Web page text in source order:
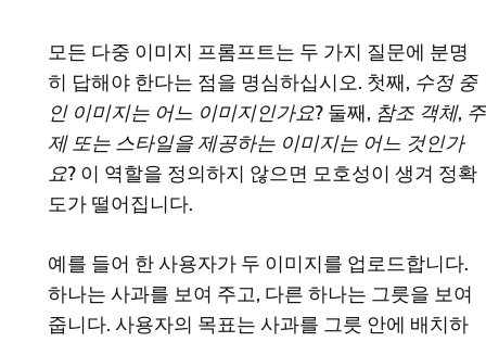
모든 다중 이미지 프롬프트는 두 가지 질문에 분명
히 답해야 한다는 점을 명심하십시오. 첫째, 수정 중
인 이미지는 어느 이미지인가요? 둘째, 참조 객체, 주
제 또는 스타일을 제공하는 이미지는 어느 것인가
요? 이 역할을 정의하지 않으면 모호성이 생겨 정확
도가 떨어집니다.
예를 들어 한 사용자가 두 이미지를 업로드합니다.
하나는 사과를 보여 주고, 다른 하나는 그릇을 보여
줍니다. 사용자의 목표는 사과를 그릇 안에 배치하